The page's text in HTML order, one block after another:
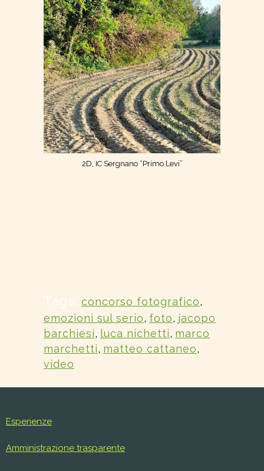
2D, IC Sergnano “Primo Levi”
Tags: concorso fotografico,
emozioni sul serio, foto, jacopo
barchiesi, luca nichetti, marco
marchetti, matteo cattaneo,
video
Esperienze
Amministrazione trasparente